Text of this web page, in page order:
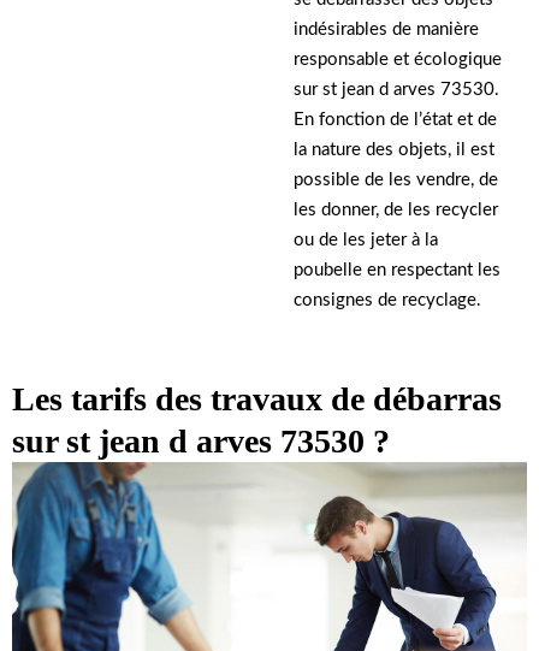
indésirables de manière
responsable et écologique
sur st jean d arves 73530.
En fonction de l’état et de
la nature des objets, il est
possible de les vendre, de
les donner, de les recycler
ou de les jeter à la
poubelle en respectant les
consignes de recyclage.
Les tarifs des travaux de débarras
sur st jean d arves 73530 ?